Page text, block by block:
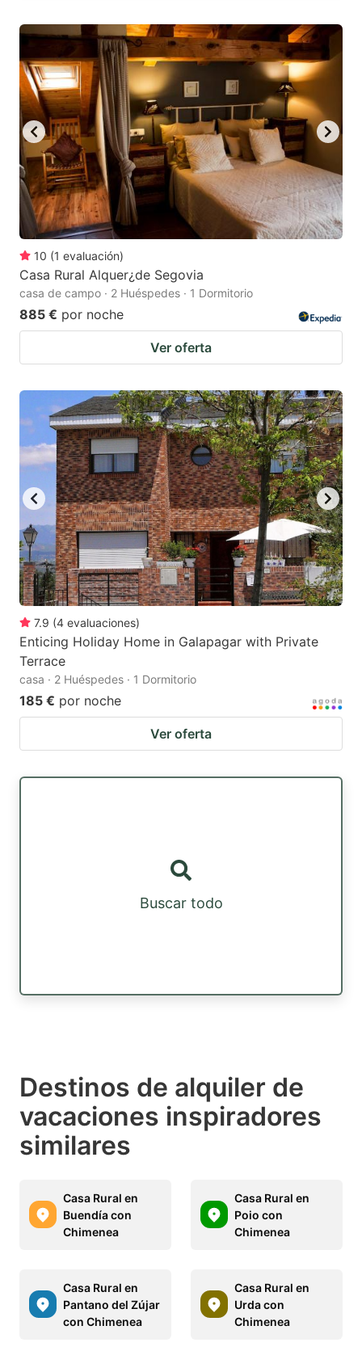
10 (1 evaluación)
Casa Rural Alquer¿de Segovia
casa de campo · 2 Huéspedes · 1 Dormitorio
885 € por noche
Ver oferta
7.9 (4 evaluaciones)
Enticing Holiday Home in Galapagar with Private
Terrace
casa · 2 Huéspedes · 1 Dormitorio
185 € por noche
Ver oferta
Buscar todo
Destinos de alquiler de
vacaciones inspiradores
similares
Casa Rural en
Buendía con
Chimenea
Casa Rural en
Poio con
Chimenea
Casa Rural en
Pantano del Zújar
con Chimenea
Casa Rural en
Urda con
Chimenea